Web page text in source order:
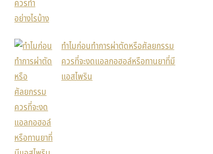
ทำไมก่อนทำการผ่าตัดหรือศัลยกรรม
ควรที่จะงดแอลกอฮอล์หรือทานยาที่มี
แอสไพริน